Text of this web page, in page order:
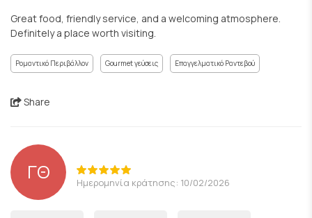
Great food, friendly service, and a welcoming atmosphere.
Definitely a place worth visiting.
Ρομαντικό Περιβάλλον Gourmet γεύσεις Επαγγελματικό Ραντεβού
Share
ΓΘ Ημερομηνία κράτησης: 10/02/2026